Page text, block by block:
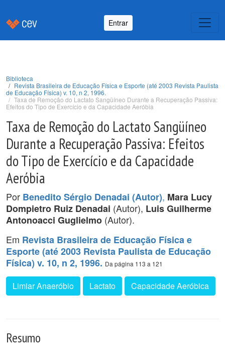
Entrar
Biblioteca
Revista Brasileira de Educação Física e Esporte (até 2003 Revista Paulista
de Educação Física) v. 10, n 2, 1996.
Taxa de Remoção do Lactato Sangüíneo Durante a Recuperação Passiva:
Efeitos do Tipo de Exercício e da Capacidade Aeróbia
Taxa de Remoção do Lactato Sangüíneo
Durante a Recuperação Passiva: Efeitos
do Tipo de Exercício e da Capacidade
Aeróbia
Por Benedito Sérgio Denadai (Autor), Mara Lucy
Dompietro Ruiz Denadai (Autor), Luis Guilherme
Antonoacci Guglielmo (Autor).
Em Revista Brasileira de Educação Física e
Esporte (até 2003 Revista Paulista de Educação
Física) v. 10, n 2, 1996. Da página 113 a 121
Limiar Anaeróbio Lactato Capacidade Aeróbica
Resumo